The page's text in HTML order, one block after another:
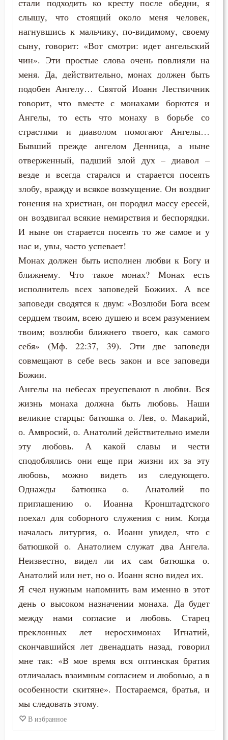
Праздник
Празднословие
Причастие
Промысел Божий
Простота
Псалтирь
Радость
Развлечение
Рай
Решимость
Святость
Священное Писание
Сердце
Скорбь
Слава
Смерть
Смерть душевная
Смирение
Смысл жизни
Соблазн
Совет
Сон
Ссора
Страсть
Суета
Тело
Никита Стифат
Никифор Уединенник
Никодим Святогорец
Николай Сербский
Никон Оптинский (Беляев)
Нил Синайский
Нил Сорский
Паисий (Величковский)
Петр Московский
Пимен Великий
Поликарп Смирнский
Серафим Саровский
Симеон Благоговейный
Симеон Новый Богослов
Тихон Задонский
Фалассий Ливийский
Феогност
Феодор Студит
Феодорит Кирский
Феолипт Филадельфийский
Феофан Затворник
Феофил Антиохийский
Филарет Московский (Дроздов)
Филофей Синайский
стали подходить ко кресту после обедни, я
слышу, что стоящий около меня человек,
нагнувшись к мальчику, по-видимому, своему
сыну, говорит: «Вот смотри: идет ангельский
чин». Эти простые слова очень повлияли на
меня. Да, действительно, монах должен быть
подобен Ангелу… Святой Иоанн Лествичник
говорит, что вместе с монахами борются и
Ангелы, то есть что монаху в борьбе со
страстями и диаволом помогают Ангелы…
Бывший прежде ангелом Денница, а ныне
отверженный, падший злой дух – диавол –
везде и всегда старался и старается посеять
злобу, вражду и всякое возмущение. Он воздвиг
гонения на христиан, он породил массу ересей,
он воздвигал всякие немирствия и беспорядки.
И ныне он старается посеять то же самое и у
нас и, увы, часто успевает!
Монах должен быть исполнен любви к Богу и
ближнему. Что такое монах? Монах есть
исполнитель всех заповедей Божиих. А все
заповеди сводятся к двум: «Возлюби Бога всем
сердцем твоим, всею душею и всем разумением
твоим; возлюби ближнего твоего, как самого
себя» (Мф. 22:37, 39). Эти две заповеди
совмещают в себе весь закон и все заповеди
Божии.
Ангелы на небесах преуспевают в любви. Вся
жизнь монаха должна быть любовь. Наши
великие старцы: батюшка о. Лев, о. Макарий,
о. Амвросий, о. Анатолий действительно имели
эту любовь. А какой славы и чести
сподоблялись они еще при жизни их за эту
любовь, можно видеть из следующего.
Однажды батюшка о. Анатолий по
приглашению о. Иоанна Кронштадтского
поехал для соборного служения с ним. Когда
началась литургия, о. Иоанн увидел, что с
батюшкой о. Анатолием служат два Ангела.
Неизвестно, видел ли их сам батюшка о.
Анатолий или нет, но о. Иоанн ясно видел их.
Я счел нужным напомнить вам именно в этот
день о высоком назначении монаха. Да будет
между нами согласие и любовь. Старец
преклонных лет иеросхимонах Игнатий,
скончавшийся лет двенадцать назад, говорил
мне так: «В мое время вся оптинская братия
отличалась взаимным согласием и любовью, а в
особенности скитяне». Постараемся, братья, и
мы следовать этому.
В избранное